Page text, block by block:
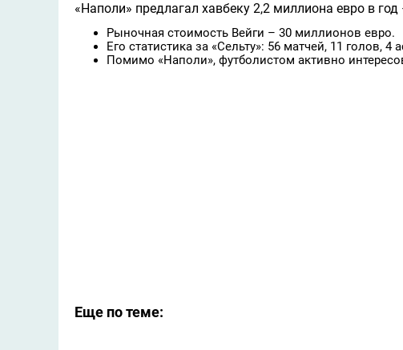
«Наполи» предлагал хавбеку 2,2 миллиона евро в
Рыночная стоимость Вейги – 30 миллионов евро.
Его статистика за «Сельту»: 56 матчей, 11 голов, 4
Помимо «Наполи», футболистом активно
Еще по теме: